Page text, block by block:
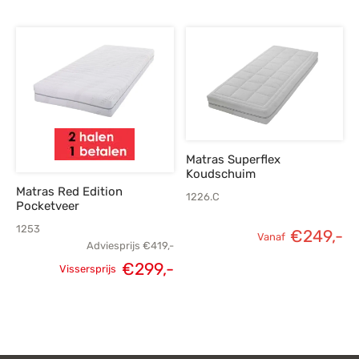
Matras Red Edition
Pocketveer
1253
Adviesprijs €419,-
Oorspronkelijke
Vissersprijs €299,-Huidige
Matras Superflex
Koudschuim
1226.C
Vanaf €249,-